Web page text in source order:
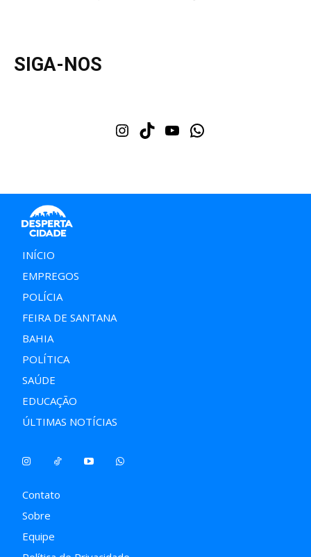
SIGA-NOS
Instagram
TikTok Youtube
INÍCIO
EMPREGOS
POLÍCIA
FEIRA DE SANTANA
BAHIA
POLÍTICA
SAÚDE
EDUCAÇÃO
ÚLTIMAS NOTÍCIAS
Contato
Sobre
Equipe